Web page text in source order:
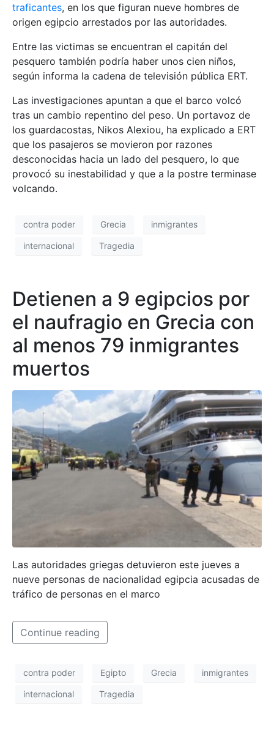
traficantes, en los que figuran nueve hombres de
origen egipcio arrestados por las autoridades.
Entre las victimas se encuentran el capitán del
pesquero también podría haber unos cien niños,
según informa la cadena de televisión pública ERT.
Las investigaciones apuntan a que el barco volcó
tras un cambio repentino del peso. Un portavoz de
los guardacostas, Nikos Alexiou, ha explicado a ERT
que los pasajeros se movieron por razones
desconocidas hacia un lado del pesquero, lo que
provocó su inestabilidad y que a la postre terminase
volcando.
contra poder Grecia inmigrantes
internacional Tragedia
Detienen a 9 egipcios por
el naufragio en Grecia con
al menos 79 inmigrantes
muertos
Las autoridades griegas detuvieron este jueves a
nueve personas de nacionalidad egipcia acusadas de
tráfico de personas en el marco
Continue reading
contra poder Egipto Grecia inmigrantes
internacional Tragedia